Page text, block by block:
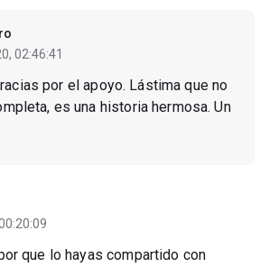
02:46:41
por el apoyo. Lástima que no
es una historia hermosa. Un
que lo hayas compartido con